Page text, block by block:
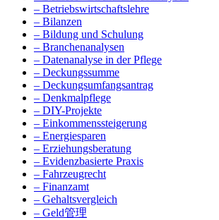
– Betriebswirtschaftslehre
– Bilanzen
– Bildung und Schulung
– Branchenanalysen
– Datenanalyse in der Pflege
– Deckungssumme
– Deckungsumfangsantrag
– Denkmalpflege
– DIY-Projekte
– Einkommenssteigerung
– Energiesparen
– Erziehungsberatung
– Evidenzbasierte Praxis
– Fahrzeugrecht
– Finanzamt
– Gehaltsvergleich
– Geld管理